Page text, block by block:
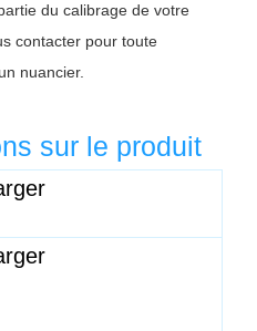
du calibrage de votre
contacter pour toute
nuancier.
sur le produit